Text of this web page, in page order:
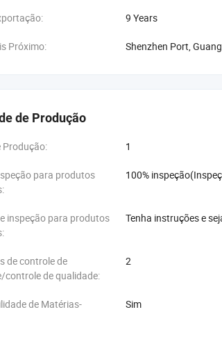
9 Years
Próximo: Shenzhen Port,
de Produção
Produção: 1
para produtos
100%
inspeção para produtos
Tenha instruções e
de controle de
controle de qualidade:
2
de Matérias-
Sim